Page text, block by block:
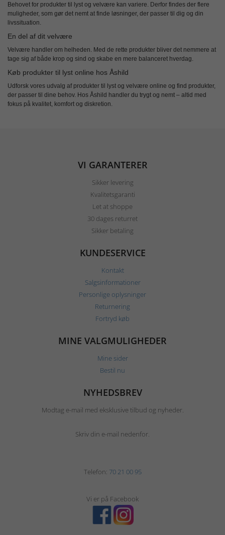
Behovet for produkter til lyst og velvære kan variere. Derfor findes der flere
muligheder, som gør det nemt at finde løsninger, der passer til dig og din
livssituation.
En del af dit velvære
Velvære handler om helheden. Med de rette produkter bliver det nemmere at
tage sig af både krop og sind og skabe en mere balanceret hverdag.
Køb produkter til lyst online hos Åshild
Udforsk vores udvalg af produkter til lyst og velvære online og find produkter,
der passer til dine behov. Hos Åshild handler du trygt og nemt – altid med
fokus på kvalitet, komfort og diskretion.
VI GARANTERER
Sikker levering
Kvalitetsgaranti
Let at shoppe
30 dages returret
Sikker betaling
KUNDESERVICE
Kontakt
Salgsinformationer
Personlige oplysninger
Returnering
Fortryd køb
MINE VALGMULIGHEDER
Mine sider
Bestil nu
NYHEDSBREV
Modtag e-mail med eksklusive tilbud og nyheder.
Skriv din e-mail nedenfor.
Telefon: 70 21 00 95
Vi er på Facebook